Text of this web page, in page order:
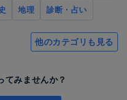
地理 診断・占い
他のカテゴリも見る
てみませんか？